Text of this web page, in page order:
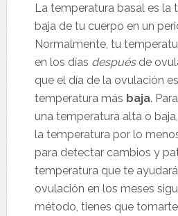
La temperatura basal es la
baja de tu cuerpo en un
Normalmente, tu
en los días despuésde
que el día de la ovulación
temperatura más baja.
una temperatura alta o
la temperatura por lo
para detectar cambios y
temperatura que te
ovulación en los meses
método, tienes que